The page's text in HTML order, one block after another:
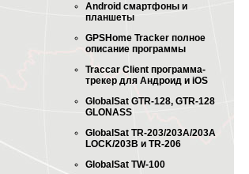
Android смартфоны и
планшеты
GPSHome Tracker полное
описание программы
Traccar Client программа-
трекер для Андроид и iOS
GlobalSat GTR-128, GTR-128
GLONASS
GlobalSat TR-203/203A/203A
LOCK/203B и TR-206
GlobalSat TW-100